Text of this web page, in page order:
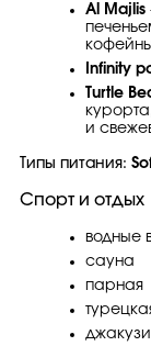
Al Majlis
Infinity
Turtle
и
Типы питания:
Спорт и отдых
водные
сауна
парная
джакузи